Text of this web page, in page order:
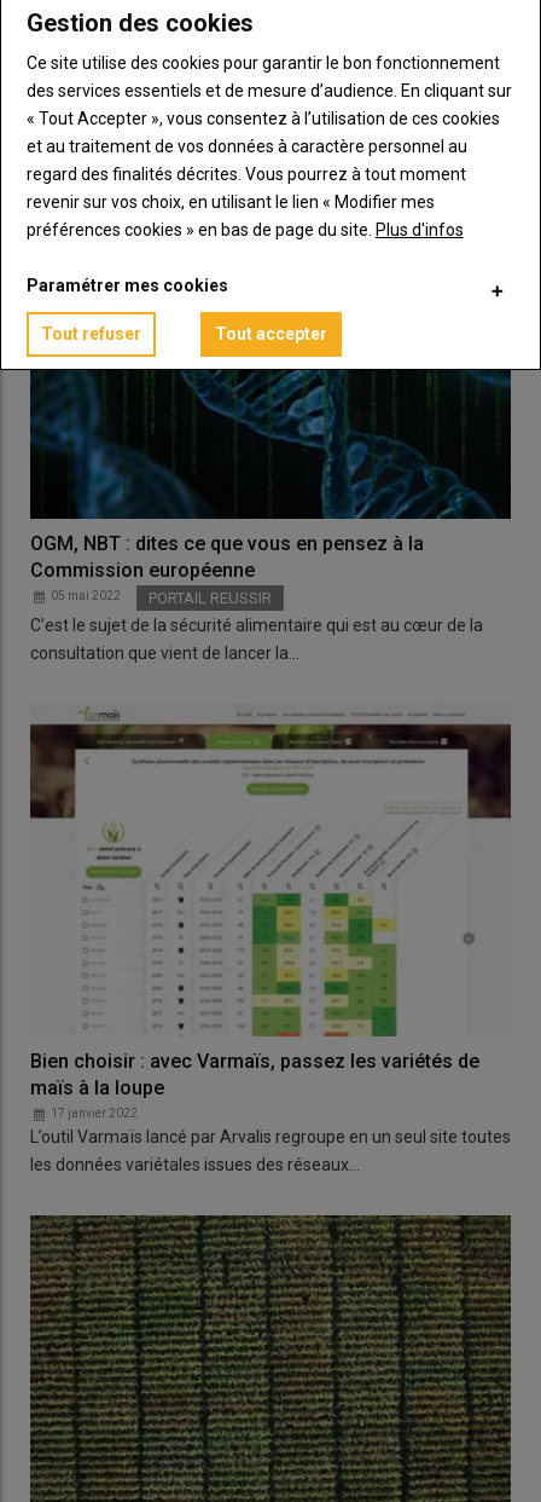
Blé dur : que contient le nouveau plan de souveraineté
chiffré à 43 millions d’euros ?
27 mai 2024
Élaboré par la filière nationale et Intercéréales, ce plan blé dur
vise à redynamiser une production qui…
OGM, NBT : dites ce que vous en pensez à la
Commission européenne
05 mai 2022 PORTAIL REUSSIR
C’est le sujet de la sécurité alimentaire qui est au cœur de la
consultation que vient de lancer la…
Bien choisir : avec Varmaïs, passez les variétés de
maïs à la loupe
17 janvier 2022
L’outil Varmaïs lancé par Arvalis regroupe en un seul site toutes
les données variétales issues des réseaux…
Gestion des cookies
Ce site utilise des cookies pour garantir le bon fonctionnement
des services essentiels et de mesure d’audience. En cliquant sur
« Tout Accepter », vous consentez à l’utilisation de ces cookies
et au traitement de vos données à caractère personnel au
regard des finalités décrites. Vous pourrez à tout moment
revenir sur vos choix, en utilisant le lien « Modifier mes
préférences cookies » en bas de page du site. Plus d'infos
Paramétrer mes cookies
Tout refuser Tout accepter